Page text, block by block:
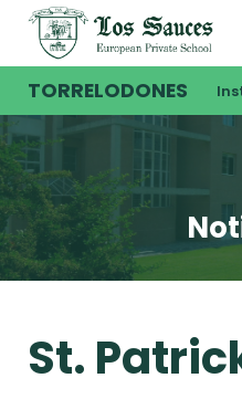
TORRELODONES
St.